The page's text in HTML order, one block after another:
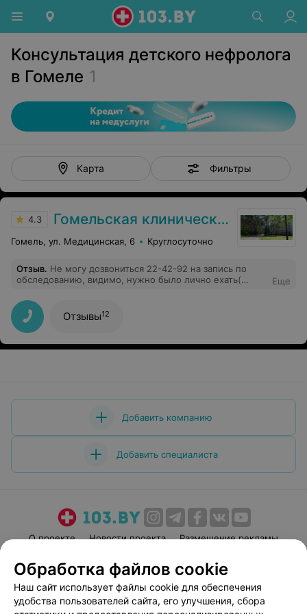
Консультация детского нефролога
в Гомеле 1
Карта Фильтры
4.3 Гомельская клиническая больница
Гомель, ул. Медицинская, 6 Круглосуточно
Отзыв. Не могу дозвониться 22-42-92 на запись по
обследованию, видимо, нужно было лично ехать(
Еще
Отзывы12
Добавить компанию
Добавить специалиста
О проекте Новости проекта
Размещение рекламы
Пользовательское соглашение
Способы оплаты
Вакансии
Партнеры
Обработка файлов cookie
Наш сайт использует файлы cookie для обеспечения
удобства пользователей сайта, его улучшения, сбора